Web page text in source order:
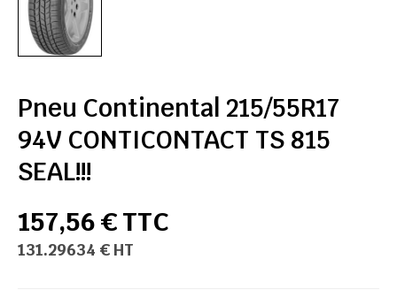
Pneu Continental 215/55R17
94V CONTICONTACT TS 815
SEAL!!!
157,56 € TTC
131.29634 € HT